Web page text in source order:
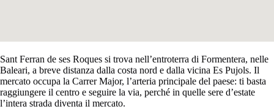
Sant Ferran de ses Roques si trova nell’entroterra di Formentera, nelle
Baleari, a breve distanza dalla costa nord e dalla vicina Es Pujols. Il
mercato occupa la Carrer Major, l’arteria principale del paese: ti basta
raggiungere il centro e seguire la via, perché in quelle sere d’estate
l’intera strada diventa il mercato.